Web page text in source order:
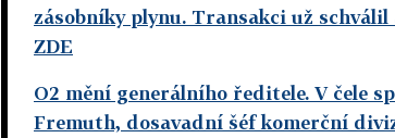
zásobníky plynu. Transakci už
ZDE
O2 mění generálního ředitele. V čele
Fremuth, dosavadní šéf komerční